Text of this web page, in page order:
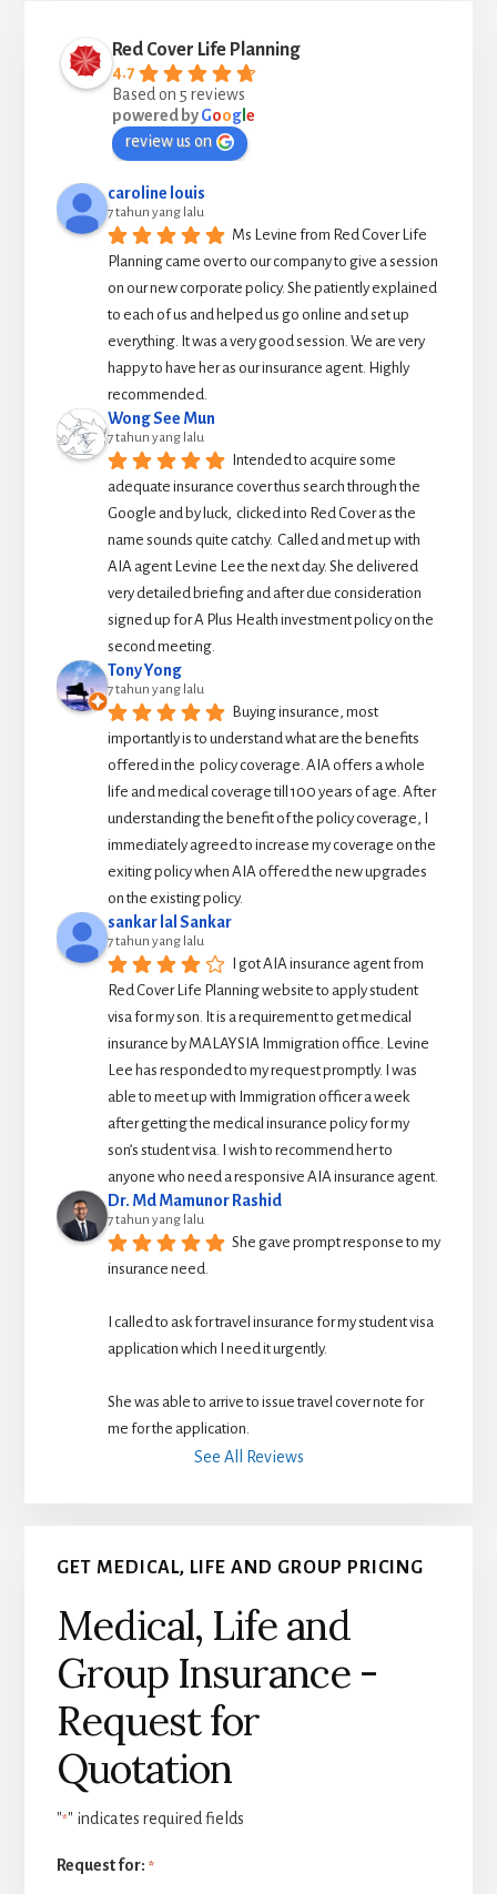
Red Cover Life Planning
4.7
Based on 5 reviews
powered byGoogle
review us on
caroline louis
7 tahun yang lalu
Ms Levine from Red Cover Life
Planning came over to our company to give a session
on our new corporate policy. She patiently explained
to each of us and helped us go online and set up
everything. It was a very good session. We are very
happy to have her as our insurance agent. Highly
recommended.
Wong See Mun
7 tahun yang lalu
Intended to acquire some
adequate insurance cover thus search through the
Google and by luck,  clicked into Red Cover as the
name sounds quite catchy.  Called and met up with
AIA agent Levine Lee the next day. She delivered
very detailed briefing and after due consideration
signed up for A Plus Health investment policy on the
second meeting.
Tony Yong
7 tahun yang lalu
Buying insurance, most
importantly is to understand what are the benefits
offered in the  policy coverage. AIA offers a whole
life and medical coverage till 100 years of age. After
understanding the benefit of the policy coverage, I
immediately agreed to increase my coverage on the
exiting policy when AIA offered the new upgrades
on the existing policy.
sankar lal Sankar
7 tahun yang lalu
I got AIA insurance agent from
Red Cover Life Planning website to apply student
visa for my son. It is a requirement to get medical
insurance by MALAYSIA Immigration office. Levine
Lee has responded to my request promptly. I was
able to meet up with Immigration officer a week
after getting the medical insurance policy for my
son’s student visa. I wish to recommend her to
anyone who need a responsive AIA insurance agent.
Dr. Md Mamunor Rashid
7 tahun yang lalu
She gave prompt response to my
insurance need.
I called to ask for travel insurance for my student visa
application which I need it urgently.
She was able to arrive to issue travel cover note for
me for the application.
See All Reviews
GET MEDICAL, LIFE AND GROUP PRICING
Medical, Life and
Group Insurance -
Request for
Quotation
"*" indicates required fields
Request for: *